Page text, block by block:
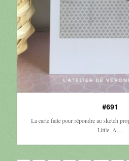
#691
La carte faite pour répondre au sketch
Little. A…